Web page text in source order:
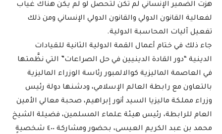
هزت الضمير الإنساني لم تكن لتحصل لو لم يكن هناك غياب
لفعالية القانون الدولي والقانون الدولي الإنساني ومن ذلك
تفعيل آليات المحاسبة الدولية.
جاء ذلك في ختام أعمال القمة الدولية الثانية للقيادات
الدينية “دور القادة الدينيين في حل الصراعات” التي نظَّمتها
في العاصمة الماليزية كوالالمبور رئاسة الوزراء الماليزية
بالتعاون مع رابطة العالم الإسلامي، ودشنها دولة رئيس
وزراء مملكة ماليزيا السيد أنور إبراهيم، صحبة معالي الأمين
العام للرابطة، رئيس هيئة علماء المسلمين، فضيلة الشيخ
محمد بن عبد الكريم العيسى، بحضور ومشاركة ٤٠٠ شخصيةٍ